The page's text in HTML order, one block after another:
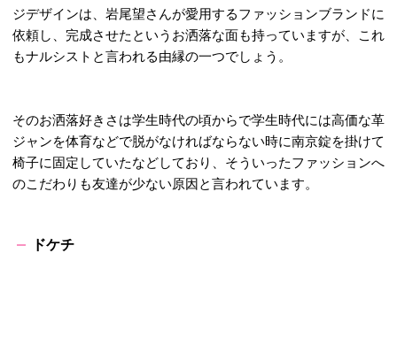
ジデザインは、岩尾望さんが愛用するファッションブランドに
依頼し、完成させたというお洒落な面も持っていますが、これ
もナルシストと言われる由縁の一つでしょう。
そのお洒落好きさは学生時代の頃からで学生時代には高価な革
ジャンを体育などで脱がなければならない時に南京錠を掛けて
椅子に固定していたなどしており、そういったファッションへ
のこだわりも友達が少ない原因と言われています。
ドケチ